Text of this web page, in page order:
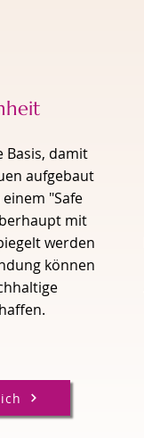
Basis, damit
aufgebaut
"Safe
mit
werden
können